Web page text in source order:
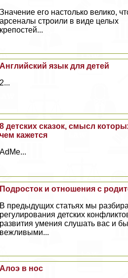
Значение его настолько велико,
арсеналы строили в виде целых
крепостей...
Английский язык для детей
2...
8 детских сказок, смысл
чем кажется
AdMe...
Подросток и отношения с
В предыдущих статьях мы
регулирования детских
развития умения слушать вас и
вежливыми...
Алоэ в нос